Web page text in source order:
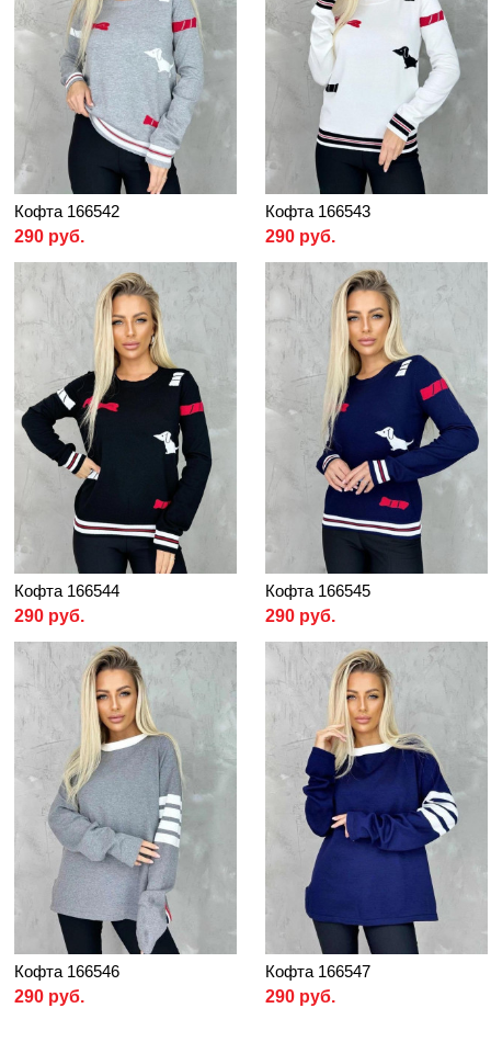
Кофта 166542
290 руб.
Кофта 166543
290 руб.
Кофта 166544
290 руб.
Кофта 166545
290 руб.
Кофта 166546
290 руб.
Кофта 166547
290 руб.